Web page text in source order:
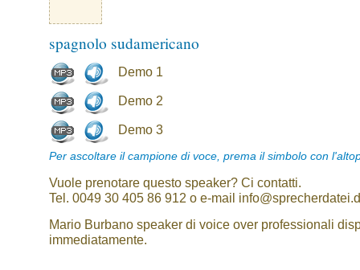
spagnolo sudamericano
Demo 1
Demo 2
Demo 3
Per ascoltare il campione di voce, prema il simbolo con
Vuole prenotare questo speaker? Ci contatti.
Tel. 0049 30 405 86 912 o e-mail
Mario Burbano speaker di voice over professionali
immediatamente.